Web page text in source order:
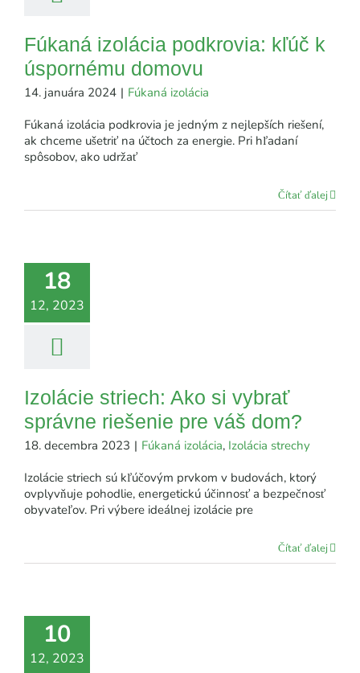
Fúkaná izolácia podkrovia: kľúč k
úspornému domovu
14. januára 2024 | Fúkaná izolácia
Fúkaná izolácia podkrovia je jedným z nejlepších riešení,
ak chceme ušetriť na účtoch za energie. Pri hľadaní
spôsobov, ako udržať
Čítať ďalej
18
12, 2023
Izolácie striech: Ako si vybrať
správne riešenie pre váš dom?
18. decembra 2023 | Fúkaná izolácia, Izolácia strechy
Izolácie striech sú kľúčovým prvkom v budovách, ktorý
ovplyvňuje pohodlie, energetickú účinnosť a bezpečnosť
obyvateľov. Pri výbere ideálnej izolácie pre
Čítať ďalej
10
12, 2023